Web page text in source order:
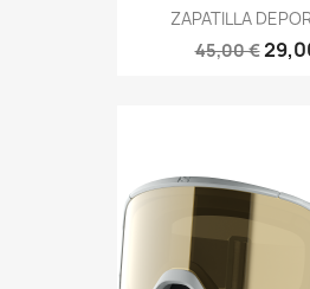
ZAPATILLA
45,00 €